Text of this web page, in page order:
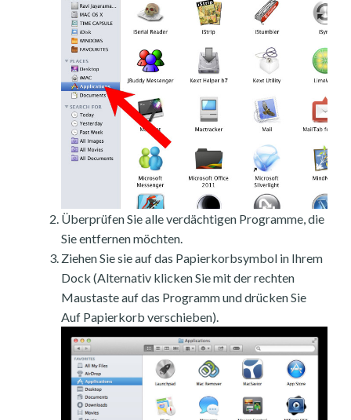
Überprüfen Sie alle verdächtigen Programme, die
Sie entfernen möchten.
Ziehen Sie sie auf das Papierkorbsymbol in Ihrem
Dock (Alternativ klicken Sie mit der rechten
Maustaste auf das Programm und drücken Sie
Auf Papierkorb verschieben).